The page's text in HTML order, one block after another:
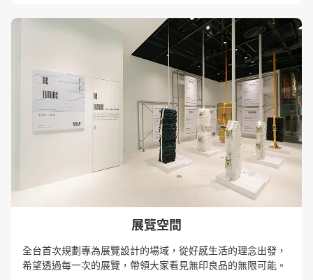
展覽空間
全台首次規劃專為展覽設計的場域，從好感生活的理念出發，
希望透過每一次的展覽，帶領大家看見無印良品的無限可能。